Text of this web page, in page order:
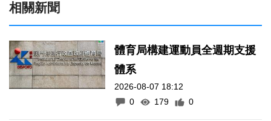
相關新聞
體育局構建運動員全週期支援
體系
2026-08-07 18:12
0
179 0